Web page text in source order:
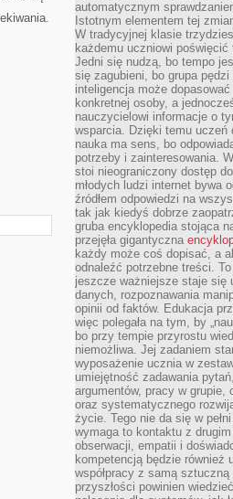
automatycznym
Istotnym elementem tej
W tradycyjnej klasie
każdemu uczniowi
Jedni się nudzą, bo tempo
się zagubieni, bo grupa
inteligencja może dopasować
konkretnej osoby, a
nauczycielowi informacje o
wsparcia. Dzięki temu uczeń
nauka ma sens, bo
potrzeby i zainteresowania.
stoi nieograniczony dostęp
młodych ludzi internet bywa
źródłem odpowiedzi na
tak jak kiedyś dobrze
gruba encyklopedia stojąca
przejęła gigantyczna
każdy może coś dopisać, a
odnaleźć potrzebne treści.
jeszcze ważniejsze staje się
danych, rozpoznawania
opinii od faktów. Edukacja
więc polegała na tym, by
bo przy tempie przyrostu
niemożliwa. Jej zadaniem
wyposażenie ucznia w
umiejętność zadawania
argumentów, pracy w grupie,
oraz systematycznego
życie. Tego nie da się w
wymaga to kontaktu z drugim
obserwacji, empatii i
kompetencją będzie również
współpracy z samą
przyszłości powinien